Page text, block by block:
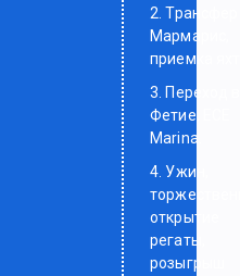
2.
Мармарис,
приемка
3. Переход в
Фетие, ECE
Marina.
4. Ужин,
открытие
регаты,
розыгрыш